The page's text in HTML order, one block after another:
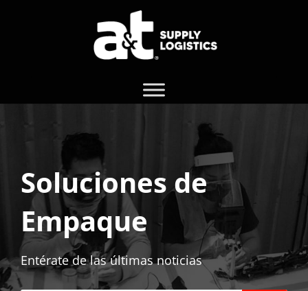
Soluciones de
Empaque
Entérate de las últimas noticias